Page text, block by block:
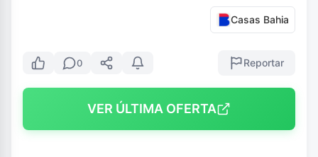
Casas Bahia
0 Reportar
VER ÚLTIMA OFERTA